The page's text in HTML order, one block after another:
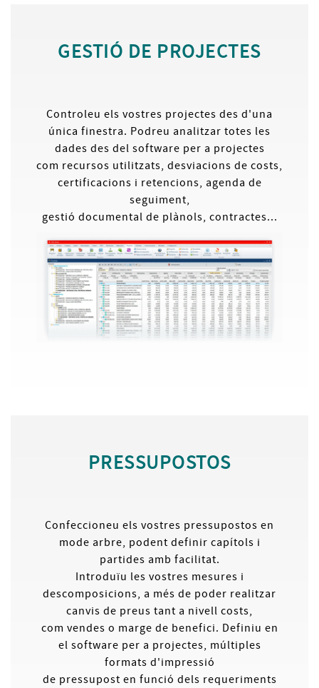
GESTIÓ DE PROJECTES
Controleu els vostres projectes des d'una
única finestra. Podreu analitzar totes les
dades des del software per a projectes
com recursos utilitzats, desviacions de costs,
certificacions i retencions, agenda de
seguiment,
gestió documental de plànols, contractes...
PRESSUPOSTOS
Confeccioneu els vostres pressupostos en
mode arbre, podent definir capítols i
partides amb facilitat.
Introduïu les vostres mesures i
descomposicions, a més de poder realitzar
canvis de preus tant a nivell costs,
com vendes o marge de benefici. Definiu en
el software per a projectes, múltiples
formats d'impressió
de pressupost en funció dels requeriments